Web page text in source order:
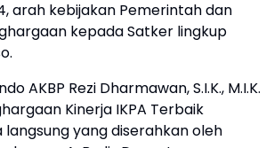
arah kebijakan Pemerintah dan
kepada Satker lingkup
AKBP Rezi Dharmawan, S.I.K., M.I.K.
Kinerja IKPA Terbaik
yang diserahkan oleh